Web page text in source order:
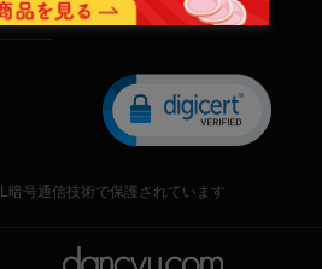
暗号通信技術で保護されています